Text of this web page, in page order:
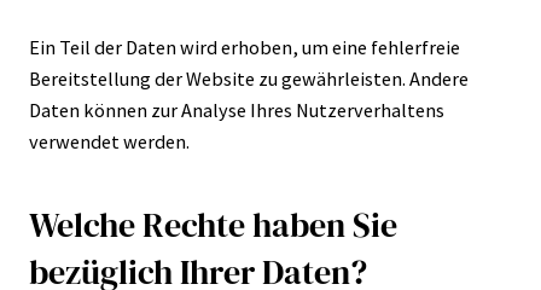
Ein Teil der Daten wird erhoben, um eine fehlerfreie
Bereitstellung der Website zu gewährleisten. Andere
Daten können zur Analyse Ihres Nutzerverhaltens
verwendet werden.
Welche Rechte haben Sie
bezüglich Ihrer Daten?